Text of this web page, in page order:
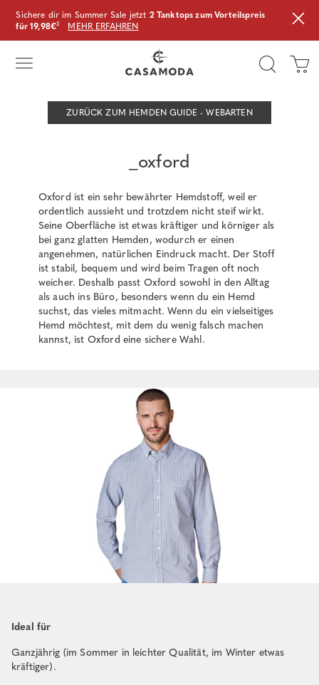
Sichere dir im Summer Sale jetzt 2 Tanktops zum Vorteilspreis
für 19,98€² MEHR ERFAHREN
ZURÜCK ZUM HEMDEN GUIDE - WEBARTEN
_oxford
Oxford ist ein sehr bewährter Hemdstoff, weil er
ordentlich aussieht und trotzdem nicht steif wirkt.
Seine Oberfläche ist etwas kräftiger und körniger als
bei ganz glatten Hemden, wodurch er einen
angenehmen, natürlichen Eindruck macht. Der Stoff
ist stabil, bequem und wird beim Tragen oft noch
weicher. Deshalb passt Oxford sowohl in den Alltag
als auch ins Büro, besonders wenn du ein Hemd
suchst, das vieles mitmacht. Wenn du ein vielseitiges
Hemd möchtest, mit dem du wenig falsch machen
kannst, ist Oxford eine sichere Wahl.
Ideal für
Ganzjährig (im Sommer in leichter Qualität, im Winter etwas
kräftiger).